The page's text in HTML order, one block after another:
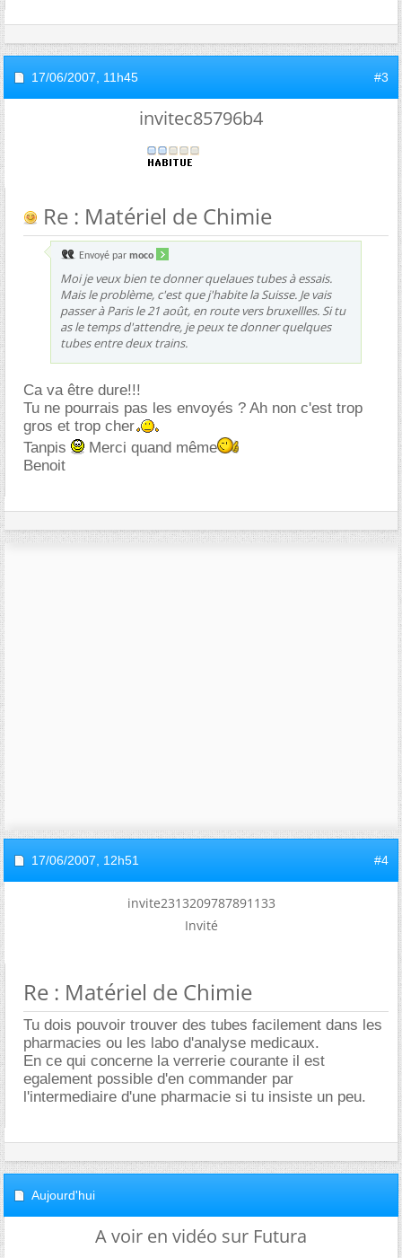
17/06/2007, 11h45 #3
invitec85796b4
Re : Matériel de Chimie
Envoyé par moco
Moi je veux bien te donner quelaues tubes à essais.
Mais le problème, c'est que j'habite la Suisse. Je vais
passer à Paris le 21 août, en route vers bruxellles. Si tu
as le temps d'attendre, je peux te donner quelques
tubes entre deux trains.
Ca va être dure!!!
Tu ne pourrais pas les envoyés ? Ah non c'est trop
gros et trop cher
Tanpis
Merci quand même
Benoit
17/06/2007, 12h51 #4
invite2313209787891133
Invité
Re : Matériel de Chimie
Tu dois pouvoir trouver des tubes facilement dans les
pharmacies ou les labo d'analyse medicaux.
En ce qui concerne la verrerie courante il est
egalement possible d'en commander par
l'intermediaire d'une pharmacie si tu insiste un peu.
Aujourd'hui
A voir en vidéo sur Futura